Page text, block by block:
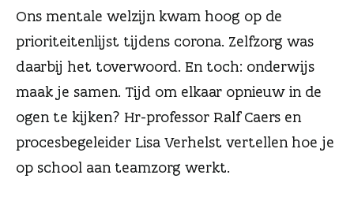
Ons mentale welzijn kwam hoog op de
prioriteitenlijst tijdens corona. Zelfzorg was
daarbij het toverwoord. En toch: onderwijs
maak je samen. Tijd om elkaar opnieuw in de
ogen te kijken? Hr-professor Ralf Caers en
procesbegeleider Lisa Verhelst vertellen hoe je
op school aan teamzorg werkt.